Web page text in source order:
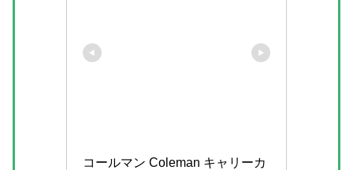
コールマン Coleman キャリーカ